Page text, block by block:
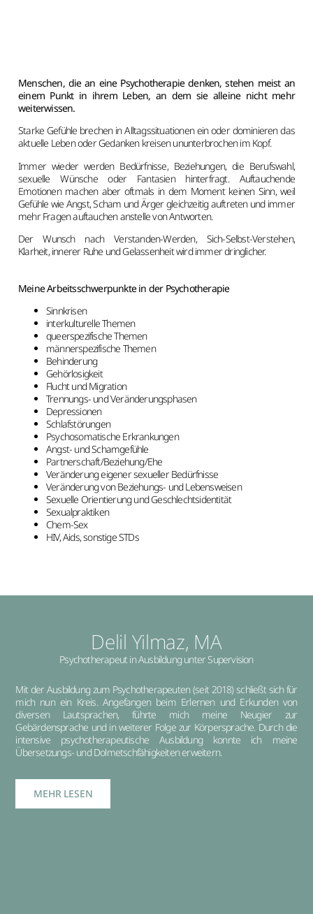
Menschen, die an eine Psychotherapie denken, stehen meist an
einem Punkt in ihrem Leben, an dem sie alleine nicht mehr
weiterwissen.
Starke Gefühle brechen in Alltagssituationen ein oder dominieren das
aktuelle Leben oder Gedanken kreisen ununterbrochen im Kopf.
Immer wieder werden Bedürfnisse, Beziehungen, die Berufswahl,
sexuelle Wünsche oder Fantasien hinterfragt. Auftauchende
Emotionen machen aber oftmals in dem Moment keinen Sinn, weil
Gefühle wie Angst, Scham und Ärger gleichzeitig auftreten und immer
mehr Fragen auftauchen anstelle von Antworten.
Der Wunsch nach Verstanden-Werden, Sich-Selbst-Verstehen,
Klarheit, innerer Ruhe und Gelassenheit wird immer dringlicher.
Meine Arbeitsschwerpunkte in der Psychotherapie
Sinnkrisen
interkulturelle Themen
queerspezifische Themen
männerspezifische Themen
Behinderung
Gehörlosigkeit
Flucht und Migration
Trennungs- und Veränderungsphasen
Depressionen
Schlafstörungen
Psychosomatische Erkrankungen
Angst- und Schamgefühle
Partnerschaft/Beziehung/Ehe
Veränderung eigener sexueller Bedürfnisse
Veränderung von Beziehungs- und Lebensweisen
Sexuelle Orientierung und Geschlechtsidentität
Sexualpraktiken
Chem-Sex
HIV, Aids, sonstige STDs
Delil Yilmaz, MA
Psychotherapeut in Ausbildung unter Supervision
Mit der Ausbildung zum Psychotherapeuten (seit 2018) schließt sich für
mich nun ein Kreis. Angefangen beim Erlernen und Erkunden von
diversen Lautsprachen, führte mich meine Neugier zur
Gebärdensprache und in weiterer Folge zur Körpersprache. Durch die
intensive psychotherapeutische Ausbildung konnte ich meine
Übersetzungs- und Dolmetschfähigkeiten erweitern.
MEHR LESEN